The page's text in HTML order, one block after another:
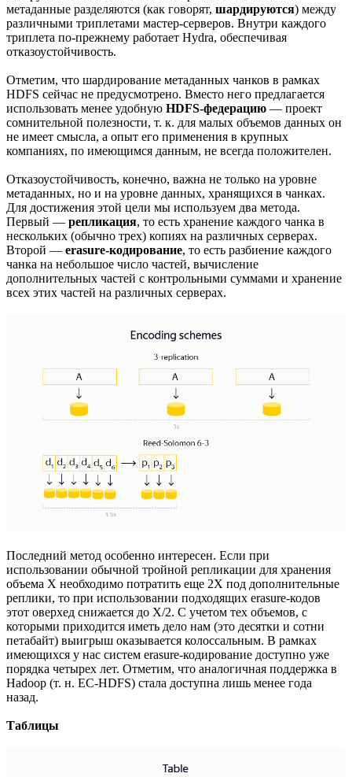
метаданные разделяются (как говорят, шардируются) между
различными триплетами мастер-серверов. Внутри каждого
триплета по-прежнему работает Hydra, обеспечивая
отказоустойчивость.
Отметим, что шардирование метаданных чанков в рамках
HDFS сейчас не предусмотрено. Вместо него предлагается
использовать менее удобную HDFS-федерацию — проект
сомнительной полезности, т. к. для малых объемов данных он
не имеет смысла, а опыт его применения в крупных
компаниях, по имеющимся данным, не всегда положителен.
Отказоустойчивость, конечно, важна не только на уровне
метаданных, но и на уровне данных, хранящихся в чанках.
Для достижения этой цели мы используем два метода.
Первый — репликация, то есть хранение каждого чанка в
нескольких (обычно трех) копиях на различных серверах.
Второй — erasure-кодирование, то есть разбиение каждого
чанка на небольшое число частей, вычисление
дополнительных частей с контрольными суммами и хранение
всех этих частей на различных серверах.
Последний метод особенно интересен. Если при
использовании обычной тройной репликации для хранения
объема X необходимо потратить еще 2X под дополнительные
реплики, то при использовании подходящих erasure-кодов
этот оверхед снижается до X/2. С учетом тех объемов, с
которыми приходится иметь дело нам (это десятки и сотни
петабайт) выигрыш оказывается колоссальным. В рамках
имеющихся у нас систем erasure-кодирование доступно уже
порядка четырех лет. Отметим, что аналогичная поддержка в
Hadoop (т. н. EC-HDFS) стала доступна лишь менее года
назад.
Таблицы